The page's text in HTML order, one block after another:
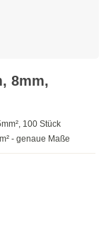
8mm,